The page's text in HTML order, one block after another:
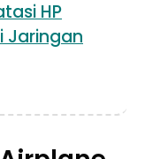
HP
Jaringan